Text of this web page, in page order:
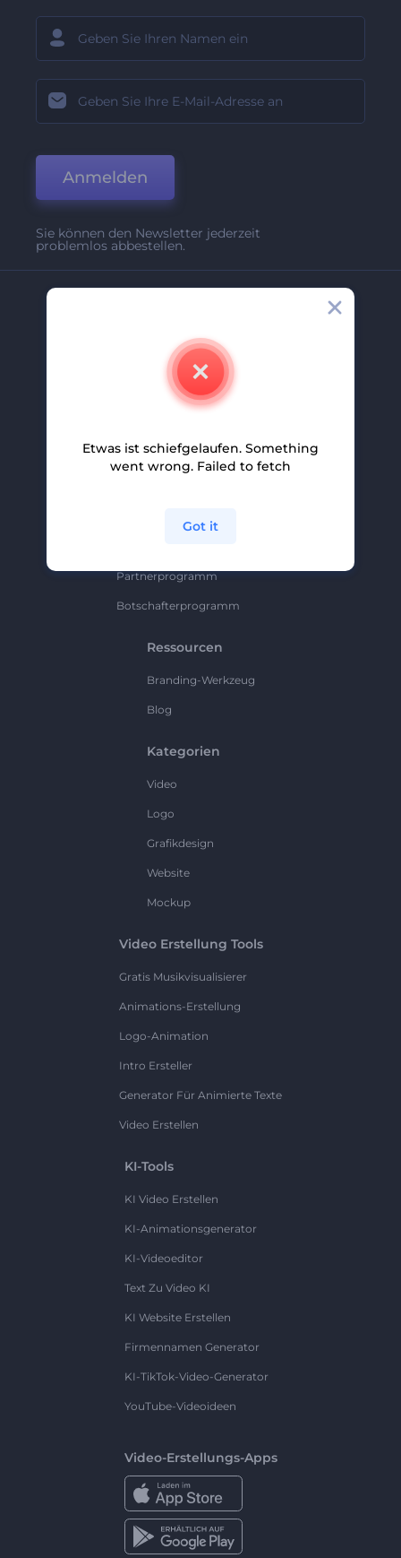
Anmelden
Sie können den Newsletter jederzeit
problemlos abbestellen.
Partnerprogramm
Partnerprogramm
Botschafterprogramm
Ressourcen
Branding-Werkzeug
Blog
Kategorien
Video
Logo
Grafikdesign
Website
Mockup
Video Erstellung Tools
Gratis Musikvisualisierer
Animations-Erstellung
Logo-Animation
Intro Ersteller
Generator Für Animierte Texte
Video Erstellen
KI-Tools
KI Video Erstellen
KI-Animationsgenerator
KI-Videoeditor
Text Zu Video KI
KI Website Erstellen
Firmennamen Generator
KI-TikTok-Video-Generator
YouTube-Videoideen
Video-Erstellungs-Apps
Etwas ist schiefgelaufen. Something
went wrong. Failed to fetch
Got it